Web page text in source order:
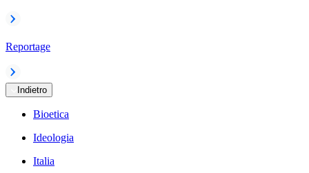
Reportage
Indietro
Bioetica
Ideologia
Italia